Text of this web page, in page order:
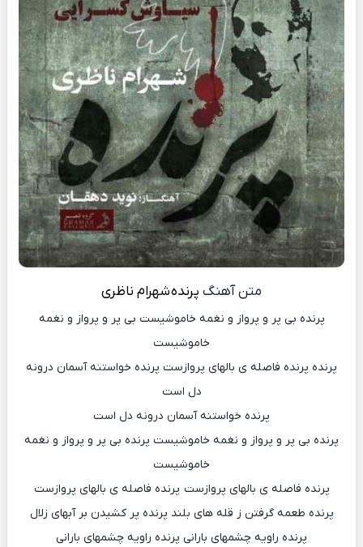
متن آهنگ پرندهشهرام ناظری
پرنده بی پر و پرواز و نغمه خاموشیست بی پر و پرواز و نغمه
خاموشیست
پرنده پرنده فاصله ی بالهای پروازست پرنده خواستنه آسمان درونه
دل است
پرنده خواستنه آسمان درونه دل است
پرنده بی پر و پرواز و نغمه خاموشیست پرنده بی پر و پرواز و نغمه
خاموشیست
پرنده فاصله ی بالهای پروازست پرنده فاصله ی بالهای پروازست
پرنده طعمه گرفتن ز قله های بلند پرنده پر کشیدن بر آبهای زلال
پرنده راویه چشمهای بارانی پرنده راویه چشمهای بارانی